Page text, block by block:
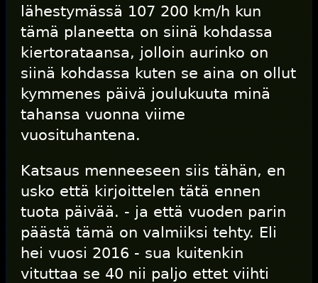
lähestymässä 107 200 km/h kun
tämä planeetta on siinä kohdassa
kiertorataansa, jolloin aurinko on
siinä kohdassa kuten se aina on ollut
kymmenes päivä joulukuuta minä
tahansa vuonna viime
vuosituhantena.
Katsaus menneeseen siis tähän, en
usko että kirjoittelen tätä ennen
tuota päivää. - ja että vuoden parin
päästä tämä on valmiiksi tehty. Eli
hei vuosi 2016 - sua kuitenkin
vituttaa se 40 nii paljo ettet viihti